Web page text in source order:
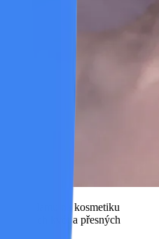
reklamu na kosmetiku
kvót a přesných